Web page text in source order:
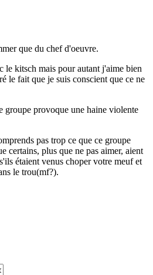
que du chef d'oeuvre.
le kitsch mais pour autant j'aime bien
le fait que je suis conscient que ce ne
groupe provoque une haine violente
pas trop ce que ce groupe
certains, plus que ne pas aimer, aient
étaient venus choper votre meuf et
le trou(mf?).